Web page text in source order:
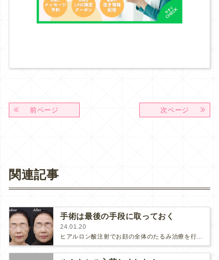
前ページ 次ページ
関連記事
手術は最後の手段に取っておく
24.01.20
ヒアルロン酸注射でお顔の全体のたるみ治療を行い、バランスを整えた50代半ばのモニター様です。輪郭が理想の卵型に近付き、立体感…